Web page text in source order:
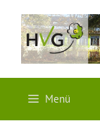
Inhalt
springen
Menü